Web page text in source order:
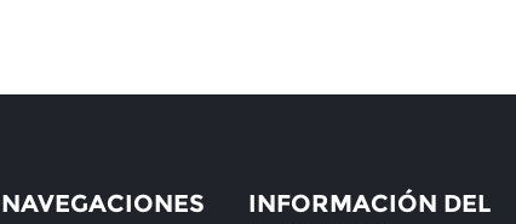
NAVEGACIONES
INFORMACIÓN DEL